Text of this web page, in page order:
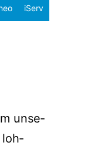
iServ
unse­
loh­